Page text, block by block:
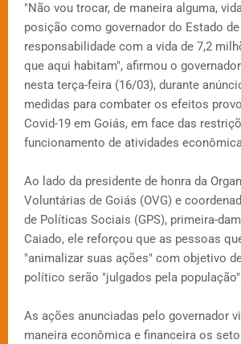
"Não vou trocar, de maneira alguma,
posição como governador do Estado
responsabilidade com a vida de 7,2
que aqui habitam", afirmou o
nesta terça-feira (16/03), durante
medidas para combater os efeitos
Covid-19 em Goiás, em face das
funcionamento de atividades
Ao lado da presidente de honra da
Voluntárias de Goiás (OVG) e
de Políticas Sociais (GPS), primeira-
Caiado, ele reforçou que as pessoas
"animalizar suas ações" com objetivo
político serão "julgados pela
As ações anunciadas pelo governador
maneira econômica e financeira os